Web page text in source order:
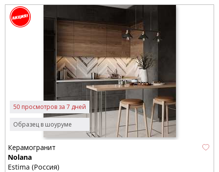
Образец в шоуруме
50 просмотров за 7 дней
Керамогранит
Nolana
Estima (Россия)